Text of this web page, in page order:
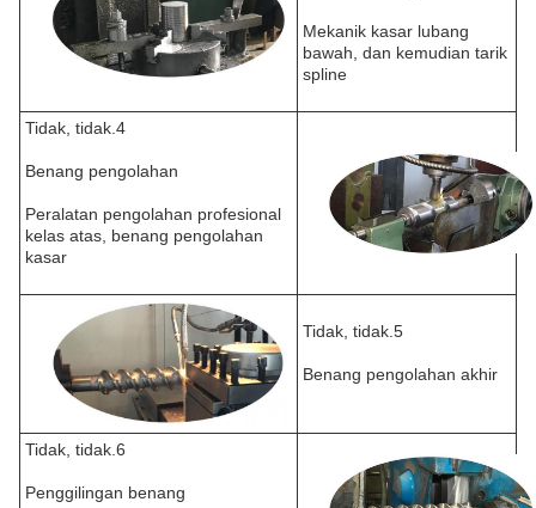
Mekanik kasar lubang
bawah, dan kemudian tarik
spline
Tidak, tidak.4
Benang pengolahan
Peralatan pengolahan profesional
kelas atas, benang pengolahan
kasar
Tidak, tidak.5
Benang pengolahan akhir
Tidak, tidak.6
Penggilingan benang